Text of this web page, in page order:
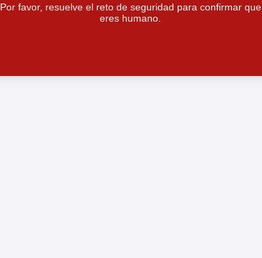
Por favor, resuelve el reto de seguridad para confirmar que
eres humano.